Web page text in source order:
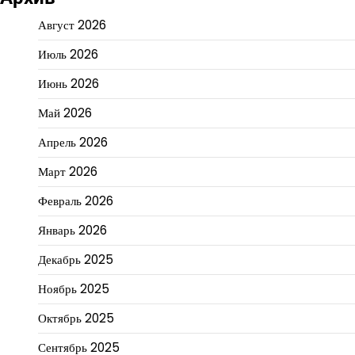
Август 2026
Июль 2026
Июнь 2026
Май 2026
Апрель 2026
Март 2026
Февраль 2026
Январь 2026
Декабрь 2025
Ноябрь 2025
Октябрь 2025
Сентябрь 2025